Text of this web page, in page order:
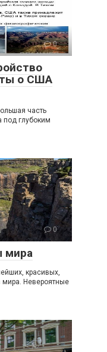
0
о США
часть
под глубоким
0
мира
красивых,
мира. Невероятные